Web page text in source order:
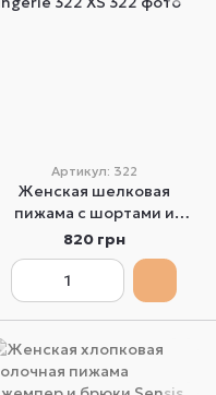
Артикул: 322
Женская шелковая
пижама с шортами и
майкой молочная Martelle
Lingerie 322 XS
820 грн